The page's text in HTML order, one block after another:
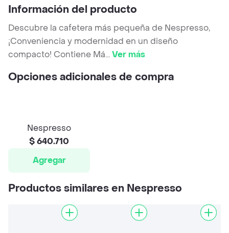
Información del producto
Descubre la cafetera más pequeña de Nespresso,
¡Conveniencia y modernidad en un diseño
compacto! Contiene Má...Ver más
Opciones adicionales de compra
Nespresso
$ 640.710
Agregar
Productos similares en Nespresso